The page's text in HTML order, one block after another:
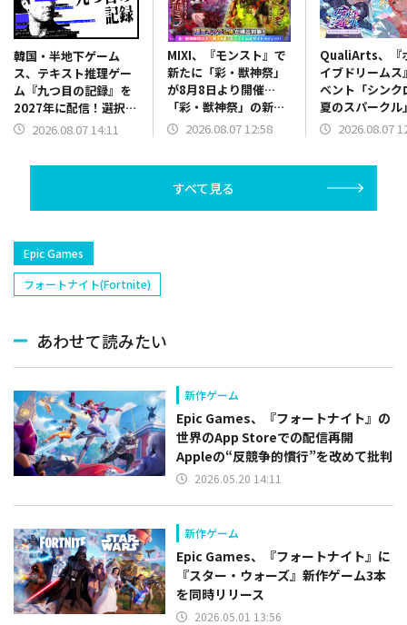
韓国・半地下ゲーム
ス、テキスト推理ゲー
ム『九つ目の記録』を
2027年に配信！選択肢
は無し、プレイヤー自
2026.08.07 14:11
MIXI、『モンスト』で
新たに「彩・獣神祭」
が8月8日より開催…
「彩・獣神祭」の新限
定キャラ2体が登場
2026.08.07 12:58
QualiArts、『
イブドリームス
ベント「シンク
夏のスパークル
催！miComet
2026.08.07
すべて見る
Epic Games
フォートナイト(Fortnite)
あわせて読みたい
新作ゲーム
Epic Games、『フォートナイト』の
世界のApp Storeでの配信再開
Appleの“反競争的慣行”を改めて批判
2026.05.20 14:11
新作ゲーム
Epic Games、『フォートナイト』に
『スター・ウォーズ』新作ゲーム3本
を同時リリース
2026.05.01 13:56